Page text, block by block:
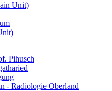
Unit)
Pihusch
- Radiologie Oberland